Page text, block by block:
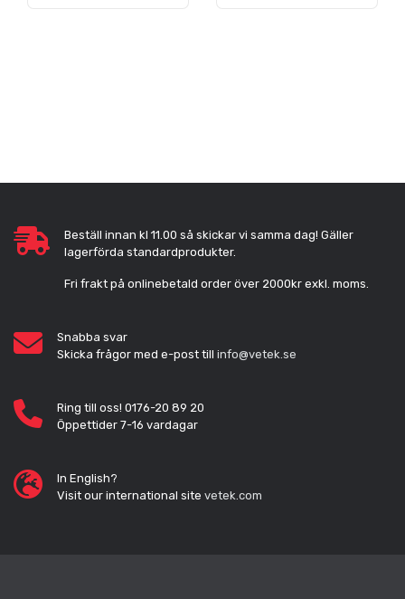
Beställ innan kl 11.00 så skickar vi samma dag! Gäller
lagerförda standardprodukter.
Fri frakt på onlinebetald order över 2000kr exkl. moms.
Snabba svar
Skicka frågor med e-post till info@vetek.se
Ring till oss! 0176-20 89 20
Öppettider 7-16 vardagar
In English?
Visit our international site vetek.com